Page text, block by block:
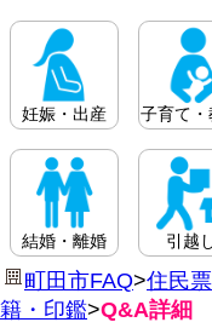
妊娠・出産 子育て
結婚・離婚 引越
町田市FAQ>住民
籍・印鑑>Q&A詳細